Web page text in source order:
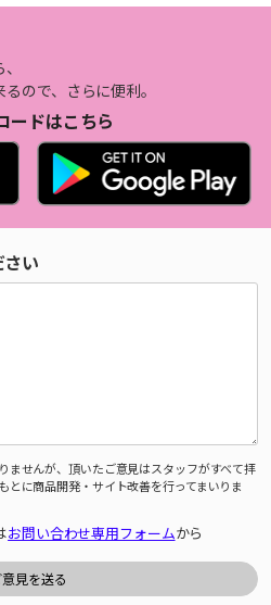
ので、さらに便利。
ードはこちら
い
ませんが、頂いたご意見はスタッフがすべて拝
とに商品開発・サイト改善を行ってまいりま
お問い合わせ専用フォームから